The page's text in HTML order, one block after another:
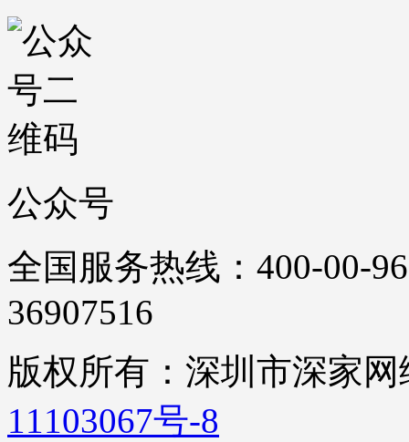
公众号
全国服务热线：400-00-
36907516
版权所有：深圳市深家
11103067号-8